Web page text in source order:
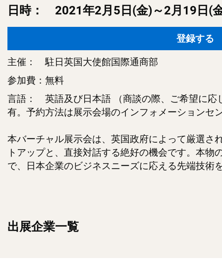
日時： 2021年2月5日(金)～2月19日(
登録する
主催： 駐日英国大使館国際通商部
参加費：無料
言語： 英語及び日本語 （商談の際、ご希望に応
有。予約方法は展示会場のインフォメーションセ
本バーチャル展示会は、英国政府によって厳選さ
トアップと、直接対話する絶好の機会です。本物
で、日本企業のビジネスニーズに応える先端技術
出展企業一覧